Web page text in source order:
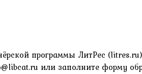
программы ЛитРес
или заполните форму